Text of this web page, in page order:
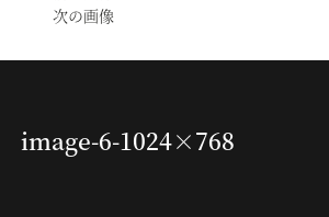
次の画像
image-6-1024×768